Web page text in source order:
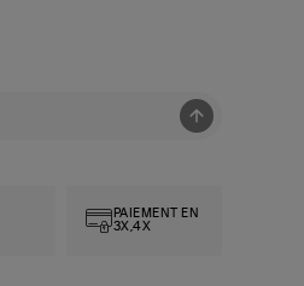
PAIEMENT EN
3X,4X